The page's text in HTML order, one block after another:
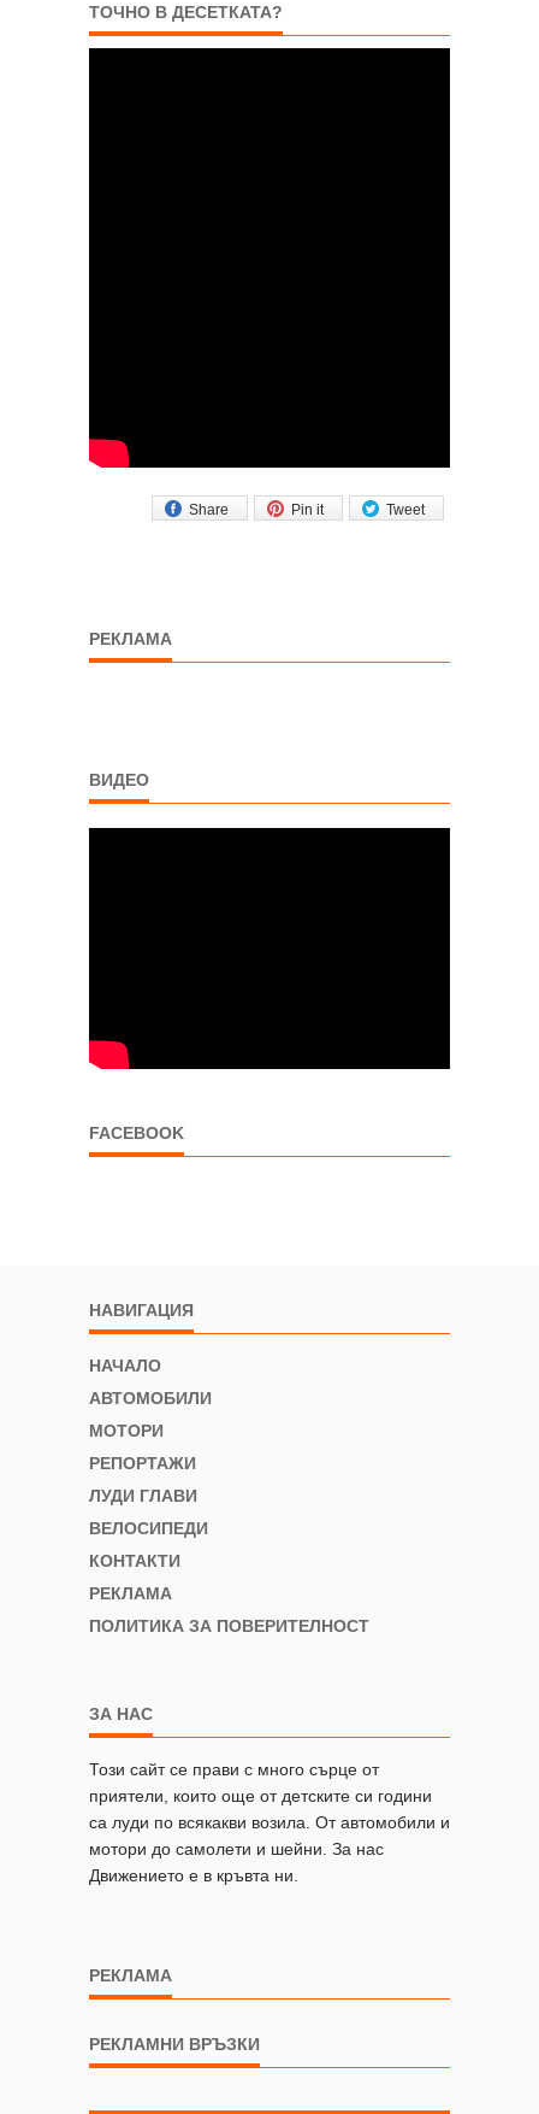
ТОЧНО В ДЕСЕТКАТА?
Tweet
Pin it
Share
РЕКЛАМА
ВИДЕО
FACEBOOK
НАВИГАЦИЯ
НАЧАЛО
АВТОМОБИЛИ
МОТОРИ
РЕПОРТАЖИ
ЛУДИ ГЛАВИ
ВЕЛОСИПЕДИ
КОНТАКТИ
РЕКЛАМА
ПОЛИТИКА ЗА ПОВЕРИТЕЛНОСТ
ЗА НАС
Този сайт се прави с много сърце от
приятели, които още от детските си години
са луди по всякакви возила. От автомобили и
мотори до самолети и шейни. За нас
Движението е в кръвта ни.
РЕКЛАМА
РЕКЛАМНИ ВРЪЗКИ